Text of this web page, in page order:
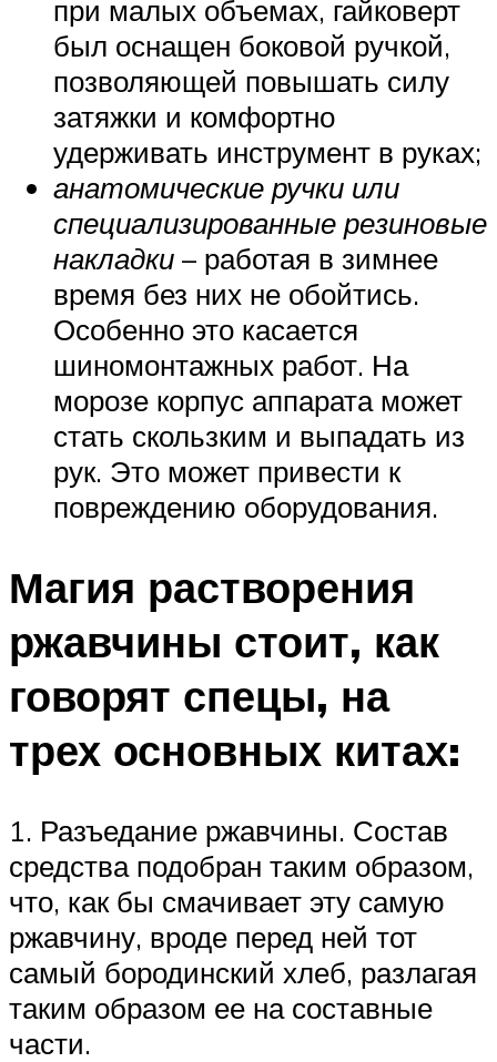
при малых объемах, гайковерт
был оснащен боковой ручкой,
позволяющей повышать силу
затяжки и комфортно
удерживать инструмент в руках;
анатомические ручки или
специализированные резиновые
накладки – работая в зимнее
время без них не обойтись.
Особенно это касается
шиномонтажных работ. На
морозе корпус аппарата может
стать скользким и выпадать из
рук. Это может привести к
повреждению оборудования.
Магия растворения
ржавчины стоит, как
говорят спецы, на
трех основных китах:
1. Разъедание ржавчины. Состав
средства подобран таким образом,
что, как бы смачивает эту самую
ржавчину, вроде перед ней тот
самый бородинский хлеб, разлагая
таким образом ее на составные
части.